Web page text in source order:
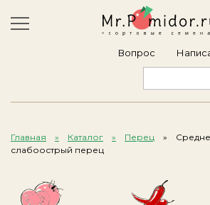
Вопрос
Главная Каталог Перец
слабоострый перец